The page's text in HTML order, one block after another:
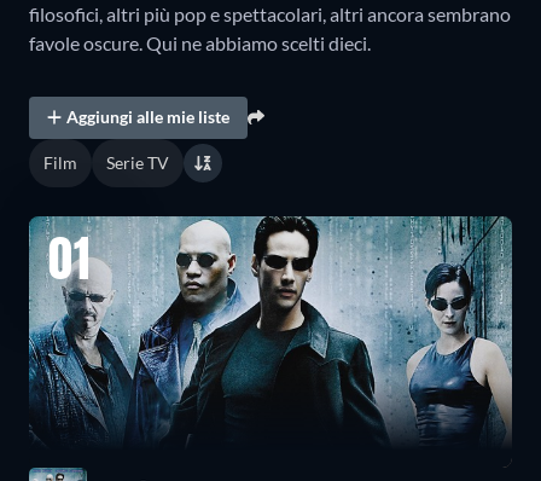
filosofici, altri più pop e spettacolari, altri ancora sembrano
favole oscure. Qui ne abbiamo scelti dieci.
Aggiungi alle mie liste
Film Serie TV
01